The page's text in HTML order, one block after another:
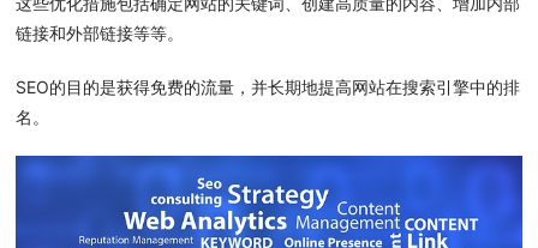
链接和外部链接等等。
SEO的目的是获得免费的流量，并长期地提高网站在搜索引擎中的排
名。